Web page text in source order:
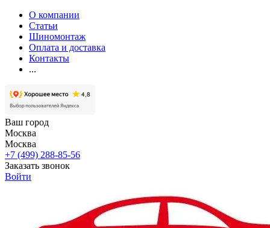
О компании
Статьи
Шиномонтаж
Оплата и доставка
Контакты
...
Ваш город
Москва
Москва
+7 (499) 288-85-56
Заказать звонок
Войти